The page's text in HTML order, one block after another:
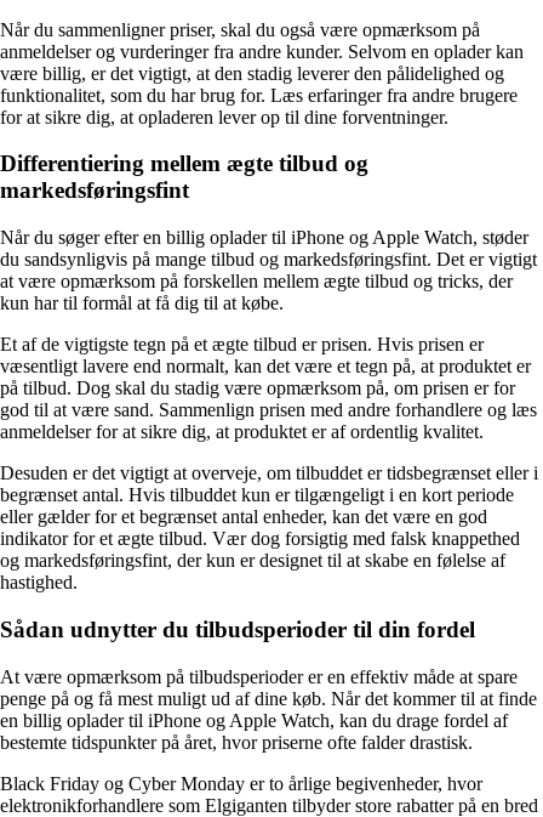
Når du sammenligner priser, skal du også være opmærksom på
anmeldelser og vurderinger fra andre kunder. Selvom en oplader kan
være billig, er det vigtigt, at den stadig leverer den pålidelighed og
funktionalitet, som du har brug for. Læs erfaringer fra andre brugere
for at sikre dig, at opladeren lever op til dine forventninger.
Differentiering mellem ægte tilbud og
markedsføringsfint
Når du søger efter en billig oplader til iPhone og Apple Watch, støder
du sandsynligvis på mange tilbud og markedsføringsfint. Det er vigtigt
at være opmærksom på forskellen mellem ægte tilbud og tricks, der
kun har til formål at få dig til at købe.
Et af de vigtigste tegn på et ægte tilbud er prisen. Hvis prisen er
væsentligt lavere end normalt, kan det være et tegn på, at produktet er
på tilbud. Dog skal du stadig være opmærksom på, om prisen er for
god til at være sand. Sammenlign prisen med andre forhandlere og læs
anmeldelser for at sikre dig, at produktet er af ordentlig kvalitet.
Desuden er det vigtigt at overveje, om tilbuddet er tidsbegrænset eller i
begrænset antal. Hvis tilbuddet kun er tilgængeligt i en kort periode
eller gælder for et begrænset antal enheder, kan det være en god
indikator for et ægte tilbud. Vær dog forsigtig med falsk knappethed
og markedsføringsfint, der kun er designet til at skabe en følelse af
hastighed.
Sådan udnytter du tilbudsperioder til din fordel
At være opmærksom på tilbudsperioder er en effektiv måde at spare
penge på og få mest muligt ud af dine køb. Når det kommer til at finde
en billig oplader til iPhone og Apple Watch, kan du drage fordel af
bestemte tidspunkter på året, hvor priserne ofte falder drastisk.
Black Friday og Cyber Monday er to årlige begivenheder, hvor
elektronikforhandlere som Elgiganten tilbyder store rabatter på en bred